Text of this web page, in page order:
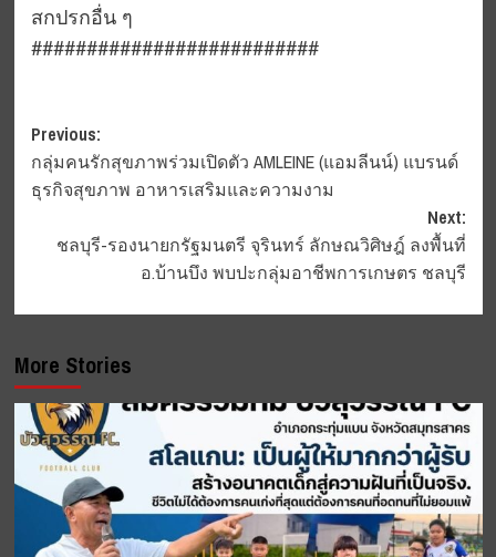
สกปรกอื่น ๆ
##########################
Post
navigation
Previous:
กลุ่มคนรักสุขภาพร่วมเปิดตัว AMLEINE (แอมลีนน์) แบรนด์
ธุรกิจสุขภาพ อาหารเสริมและความงาม
Next:
ชลบุรี-รองนายกรัฐมนตรี จุรินทร์ ลักษณวิศิษฎ์ ลงพื้นที่
อ.บ้านบึง พบปะกลุ่มอาชีพการเกษตร ชลบุรี
More Stories